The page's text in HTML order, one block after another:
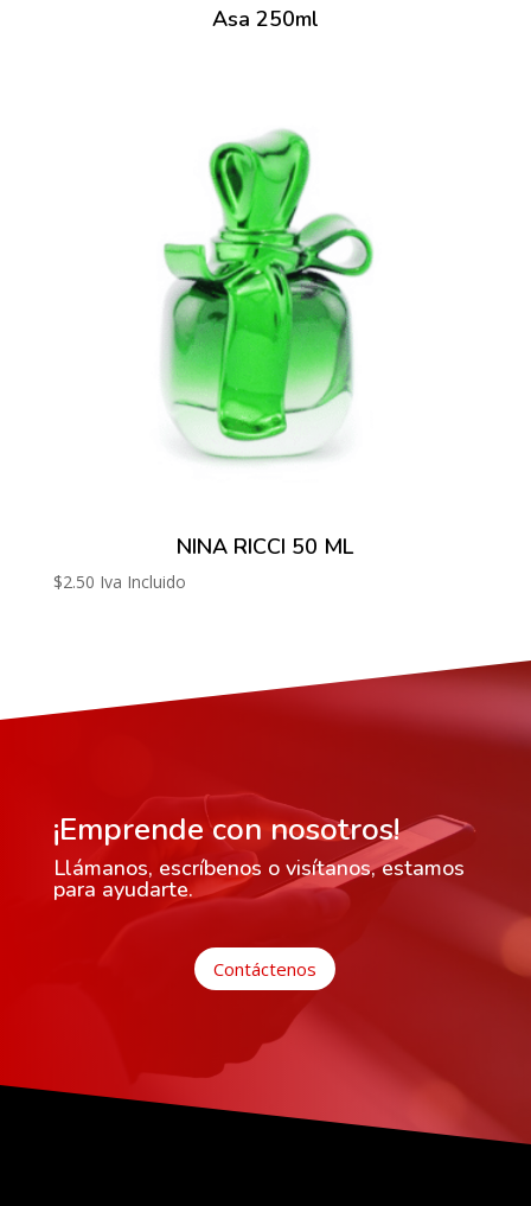
Asa 250ml
NINA RICCI 50 ML
$2.50 Iva Incluido
¡Emprende con nosotros!
Llámanos, escríbenos o visítanos, estamos
para ayudarte.
Contáctenos